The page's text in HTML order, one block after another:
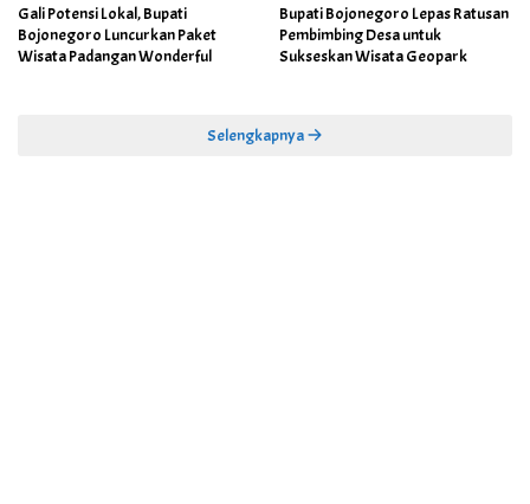
Gali Potensi Lokal, Bupati
Bojonegoro Luncurkan Paket
Wisata Padangan Wonderful
Bupati Bojonegoro Lepas Ratusan
Pembimbing Desa untuk
Sukseskan Wisata Geopark
Selengkapnya